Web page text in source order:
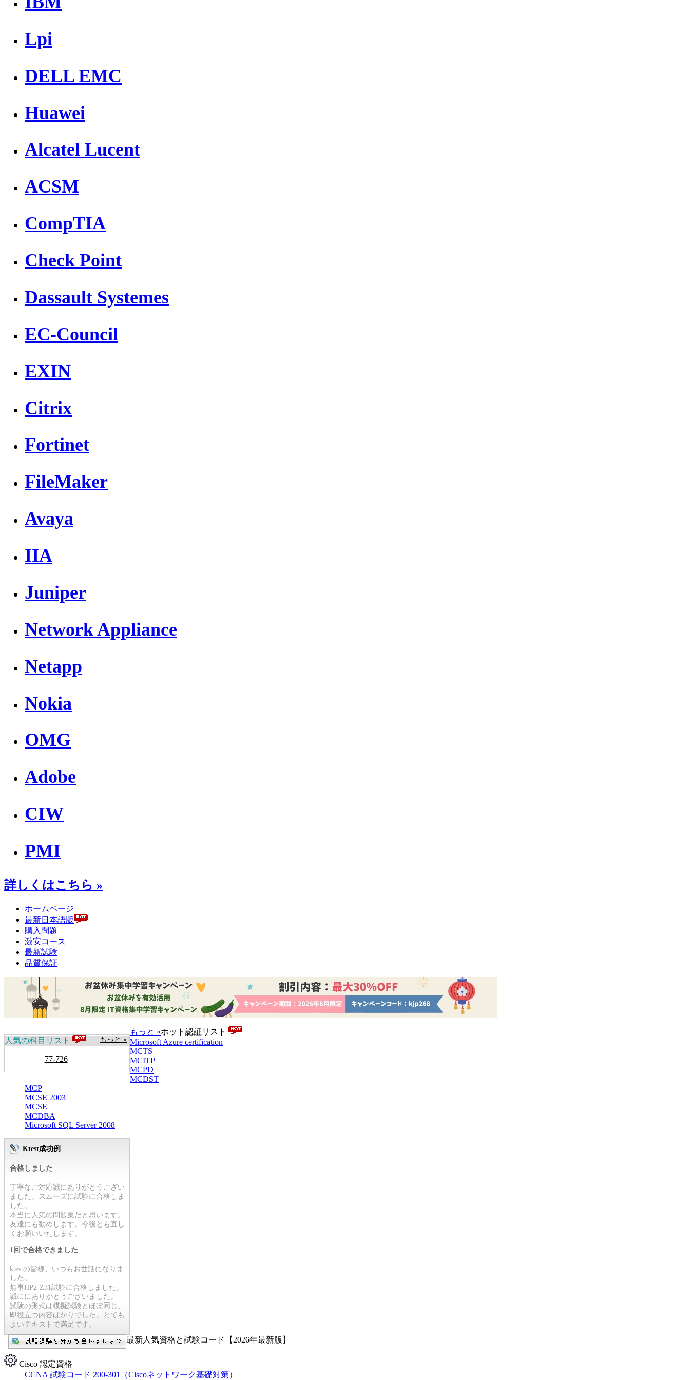
Lpi
DELL EMC
Huawei
Alcatel Lucent
ACSM
CompTIA
Check Point
Dassault Systemes
EC-Council
EXIN
Citrix
Fortinet
FileMaker
Avaya
IIA
Juniper
Network Appliance
Netapp
Nokia
OMG
Adobe
CIW
PMI
詳しくはこちら »
ホームページ
最新日本語版
購入問題
激安コース
最新試験
品質保証
もっと »
人気の科目リスト
77-726
もっと »ホット認証リスト
Microsoft Azure certification
MCTS
MCITP
MCPD
MCDST
MCP
MCSE 2003
MCSE
MCDBA
Microsoft SQL Server 2008
Ktest成功例
合格しました
丁寧なご対応誠にありがとうござい
ました。スムーズに試験に合格しま
した。
本当に人気の問題集だと思います。
友達にも勧めします。今後とも宜し
くお願いいたします。
1回で合格できました
ktestの皆様、いつもお世話になりま
した。
無事HP2-Z31試験に合格しました。
誠ににありがとうございました。
試験の形式は模擬試験とほぼ同じ、
即役立つ内容ばかりでした。とても
よいテキストで満足です。
最新人気資格と試験コード【2026年最新版】
Cisco 認定資格
CCNA 試験コード 200-301（Ciscoネットワーク基礎対策）